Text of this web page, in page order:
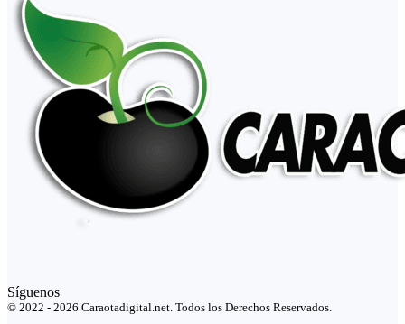
Síguenos
© 2022 - 2026 Caraotadigital.net. Todos los Derechos Reservados.